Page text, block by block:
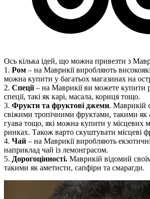
Ось кілька ідей, що можна привезти з
1. Ром – на Маврикії виробляють
можна купити у багатьох магазинах на
2. Спеції– на Маврикії ви можете купити
спеції, такі як карі, масала, кориця тощо.
3. Фрукти та фруктові джеми. Маврикій
свіжими тропічними фруктами, такими як
гуава тощо, які можна купити у місцевих
ринках. Також варто скуштувати місцеві
4. Чай – на Маврикії виробляють
наприклад чай із лемонграсом.
5. Дорогоцінності. Маврикій відомий
такими як аметисти, сапфіри та смарагди.